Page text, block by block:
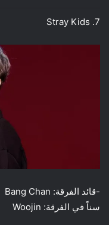
7. Stray Kids
سناً في الفرقة: Woojin